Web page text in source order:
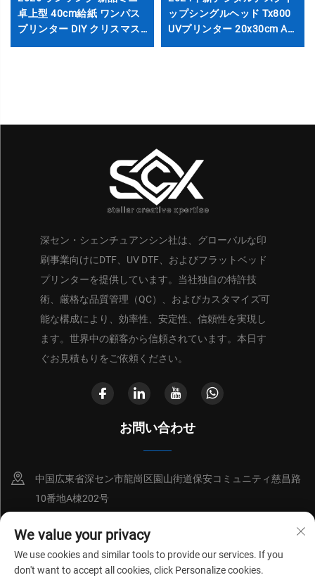
卓上型 40cm給紙 ワンパス
プリンター DIY クリスマス
ップシングルヘッド Tx800
UVプリンター 20x30cm A4
深セン・シェンチュアンシン社は、グローバルな印
刷事業向けにDTF、UV DTF、およびフラットベッド
プリンターを提供しています。当社独自の特許技
術、厳格な品質管理（QC）、およびカスタマイズ可
能な構成により、効率性、安定性、信頼性を実現し
ます。世界中の顧客から信頼されています。本日す
ぐお見積もりをご依頼ください。
お問い合わせ
中国広東省深セン市龍崗区園山街道保安コミュニティ慈昌路
10番地A棟202号
+86-18214652676
[email protected]
We value your privacy
We use cookies and similar tools to provide our services. If you
don't want to accept all cookies, click Personalize cookies.